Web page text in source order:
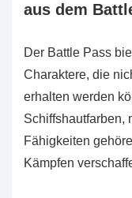
aus dem
Der Battle Pass
Charaktere, die
erhalten werden
Schiffshautfarben,
Fähigkeiten
Kämpfen